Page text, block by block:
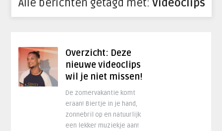
Alle berichten getagd met: Videoclips
Overzicht: Deze
nieuwe videoclips
wil je niet missen!
De zomervakantie komt
eraan! Biertje in je hand,
zonnebril op en natuurlijk
een lekker muziekje aan!